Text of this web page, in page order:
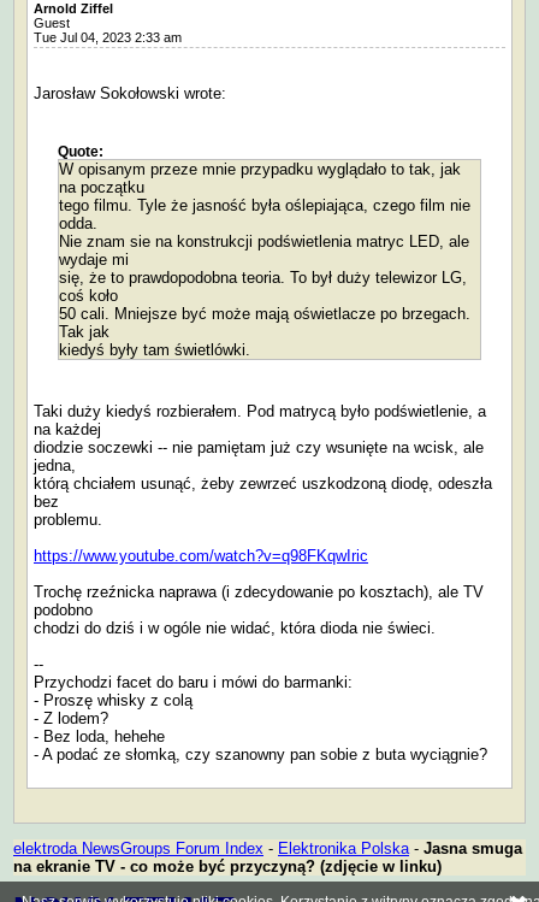
Arnold Ziffel
Guest
Tue Jul 04, 2023 2:33 am
Jarosław Sokołowski wrote:
Quote:
W opisanym przeze mnie przypadku wyglądało to tak, jak
na początku
tego filmu. Tyle że jasność była oślepiająca, czego film nie
odda.
Nie znam sie na konstrukcji podświetlenia matryc LED, ale
wydaje mi
się, że to prawdopodobna teoria. To był duży telewizor LG,
coś koło
50 cali. Mniejsze być może mają oświetlacze po brzegach.
Tak jak
kiedyś były tam świetlówki.
Taki duży kiedyś rozbierałem. Pod matrycą było podświetlenie, a
na każdej
diodzie soczewki -- nie pamiętam już czy wsunięte na wcisk, ale
jedna,
którą chciałem usunąć, żeby zewrzeć uszkodzoną diodę, odeszła
bez
problemu.
https://www.youtube.com/watch?v=q98FKqwIric
Trochę rzeźnicka naprawa (i zdecydowanie po kosztach), ale TV
podobno
chodzi do dziś i w ogóle nie widać, która dioda nie świeci.
--
Przychodzi facet do baru i mówi do barmanki:
- Proszę whisky z colą
- Z lodem?
- Bez loda, hehehe
- A podać ze słomką, czy szanowny pan sobie z buta wyciągnie?
elektroda NewsGroups Forum Index - Elektronika Polska - Jasna smuga
na ekranie TV - co może być przyczyną? (zdjęcie w linku)